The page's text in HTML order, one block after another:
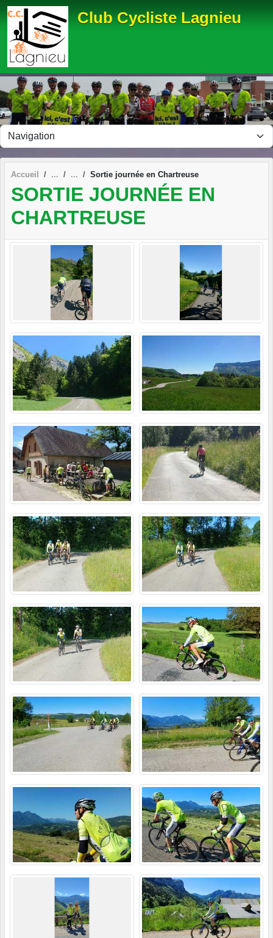
Club Cycliste Lagnieu
Accueil Sortie journée en Chartreuse
SORTIE JOURNÉE EN
CHARTREUSE
Panneau de gestion des cookies